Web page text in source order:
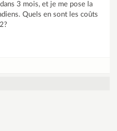
3 mois, et je me pose la
Quels en sont les coûts